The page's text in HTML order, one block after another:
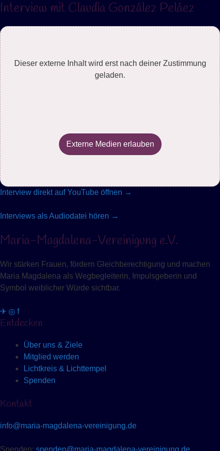
Interview mit Claudia González Peláez
Dieser externe Inhalt wird erst nach deiner Zustimmung
geladen.
Externe Medien erlauben
Interview direkt auf YouTube öffnen →
Interviews als Audiodatei hören →
Maria-Magdalena-Vereinigung e.V.
Wir stärken Frauen, fördern Gleichberechtigung und machen
Maria Magdalena als Wegbegleiterin, Impulsgeberin und
Symbol weiblicher Würde sichtbar.
✈ ◎ f
Entdecken
Über uns & Ziele
Mitglied werden
Lichtkreis & Lichttempel
Spenden
Kontakt
info@maria-magdalena-vereinigung.de
Spenden: spenden@maria-magdalena-vereinigung.de